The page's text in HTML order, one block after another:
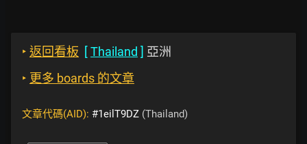
‣ 返回看板 [Thailand ] 亞洲
‣ 更多 boards 的文章
文章代碼(AID): #1eilT9DZ (Thailand)